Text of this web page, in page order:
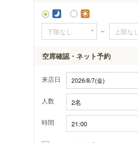
～
空席確認・ネット予約
来店日
人数
時間